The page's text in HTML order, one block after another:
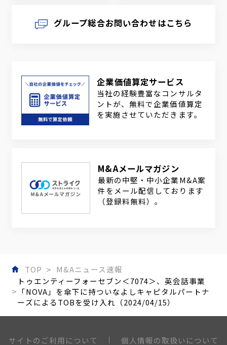
グループ総合お問い合わせはこちら
企業価値算定サービス
当社の経験豊富なコンサルタ
ントが、無料で企業価値算定
を実施させていただきます。
M&Aメールマガジン
最新の中堅・中小企業M&A案
件をメール配信しております
（登録料無料）。
TOP
M&Aニュース速報
トゥエンティーフォーセブン＜7074＞、英会話事業
「NOVA」を傘下に持ついなよしキャピタルパートナ
ーズによるTOBを受け入れ（2024/04/15）
サイトのご利用について 個人情報の取扱いについて